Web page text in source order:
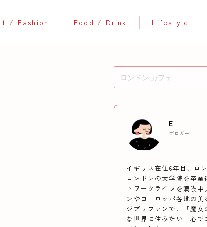
/ Fashion Food / Drink Lifestyle
E
ブロガー
イギリス在住6年目、ロ
ロンドンの大学院を卒
トワークライフを満喫
ンやヨーロッパ各地の美
ジブリファンで、「魔女
な世界に住みたい一心で